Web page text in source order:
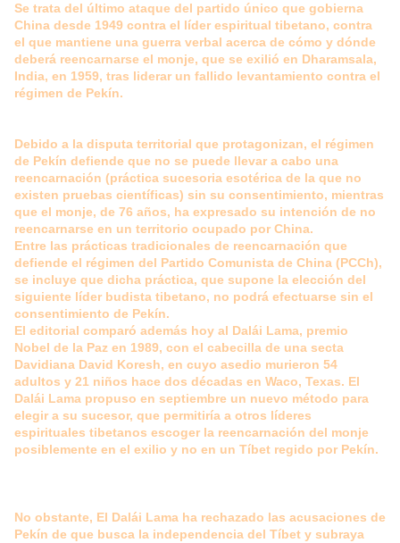
Se trata del último ataque del partido único que gobierna
China desde 1949 contra el líder espiritual tibetano, contra
el que mantiene una guerra verbal acerca de cómo y dónde
deberá reencarnarse el monje, que se exilió en Dharamsala,
India, en 1959, tras liderar un fallido levantamiento contra el
régimen de Pekín.
Debido a la disputa territorial que protagonizan, el régimen
de Pekín defiende que no se puede llevar a cabo una
reencarnación (práctica sucesoria esotérica de la que no
existen pruebas científicas) sin su consentimiento, mientras
que el monje, de 76 años, ha expresado su intención de no
reencarnarse en un territorio ocupado por China.
Entre las prácticas tradicionales de reencarnación que
defiende el régimen del Partido Comunista de China (PCCh),
se incluye que dicha práctica, que supone la elección del
siguiente líder budista tibetano, no podrá efectuarse sin el
consentimiento de Pekín.
El editorial comparó además hoy al Dalái Lama, premio
Nobel de la Paz en 1989, con el cabecilla de una secta
Davidiana David Koresh, en cuyo asedio murieron 54
adultos y 21 niños hace dos décadas en Waco, Texas. El
Dalái Lama propuso en septiembre un nuevo método para
elegir a su sucesor, que permitiría a otros líderes
espirituales tibetanos escoger la reencarnación del monje
posiblemente en el exilio y no en un Tíbet regido por Pekín.
No obstante, El Dalái Lama ha rechazado las acusaciones de
Pekín de que busca la independencia del Tíbet y subraya